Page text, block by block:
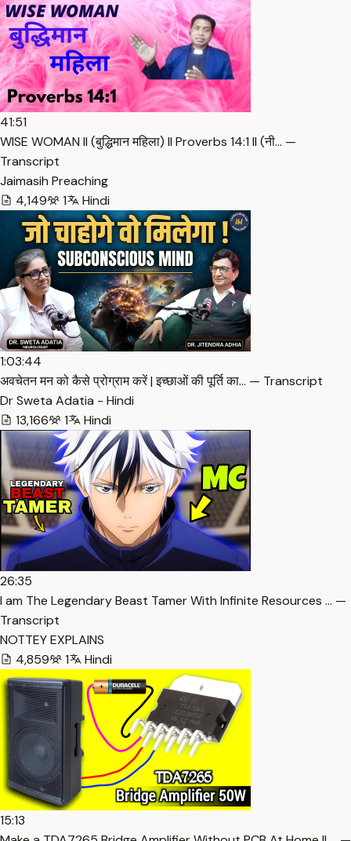
41:51
WISE WOMAN ll (बुद्धिमान महिला) ll Proverbs 14:1 ll (नी… —
Transcript
Jaimasih Preaching
4,149
1 Hindi
1:03:44
अवचेतन मन को कैसे प्रोग्राम करें | इच्छाओं की पूर्ति का… — Transcript
Dr Sweta Adatia - Hindi
13,166
1 Hindi
26:35
I am The Legendary Beast Tamer With Infinite Resources … —
Transcript
NOTTEY EXPLAINS
4,859
1 Hindi
15:13